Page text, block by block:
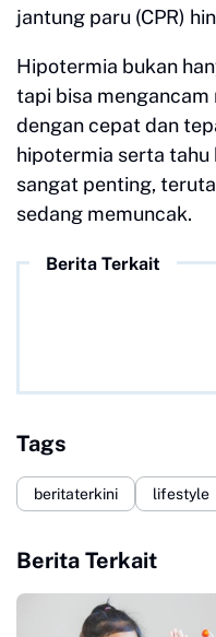
jantung paru (CPR)
Hipotermia bukan
tapi bisa
dengan cepat dan
hipotermia serta tahu
sangat penting,
sedang memuncak.
Berita Terkait
Tags
beritaterkini lifestyle
Berita Terkait